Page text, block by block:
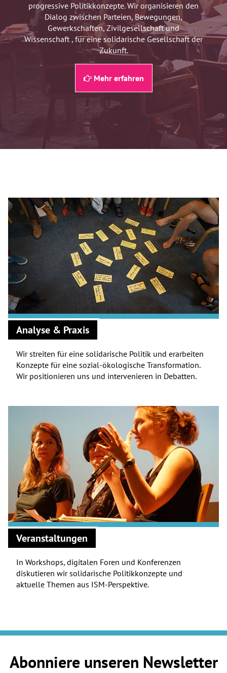
progressive Politikkonzepte. Wir organisieren den
Dialog zwischen Parteien, Bewegungen,
Gewerkschaften, Zivilgesellschaft und
Wissenschaft , für eine solidarische Gesellschaft der
Zukunft.
Mehr erfahren
Analyse & Praxis
Wir streiten für eine solidarische Politik und erarbeiten
Konzepte für eine sozial-ökologische Transformation.
Wir positionieren uns und intervenieren in Debatten.
Veranstaltungen
In Workshops, digitalen Foren und Konferenzen
diskutieren wir solidarische Politikkonzepte und
aktuelle Themen aus ISM-Perspektive.
Abonniere unseren Newsletter